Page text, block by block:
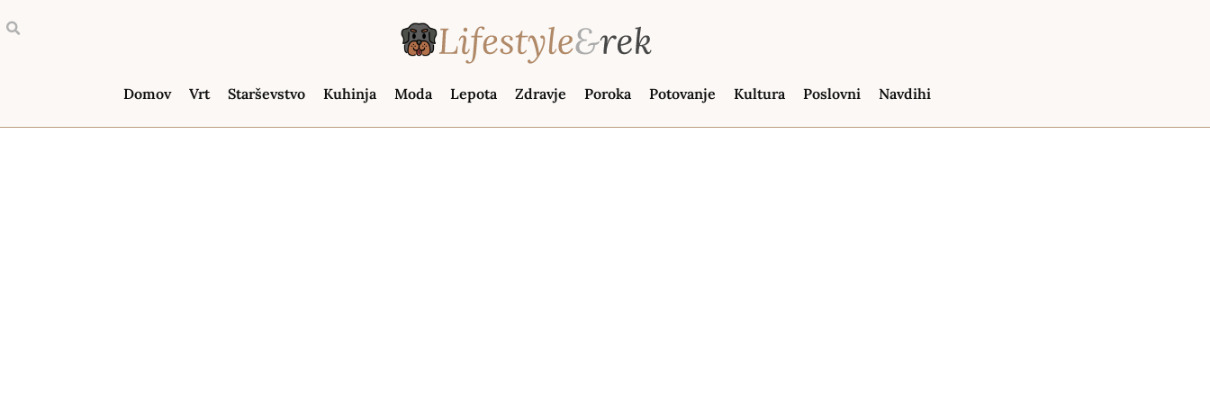
Domov Vrt Starševstvo Kuhinja Moda Lepota Zdravje Poroka Potovanje Kultura Poslovni Navdihi